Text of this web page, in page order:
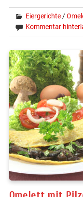
Eiergerichte /
Kommentar